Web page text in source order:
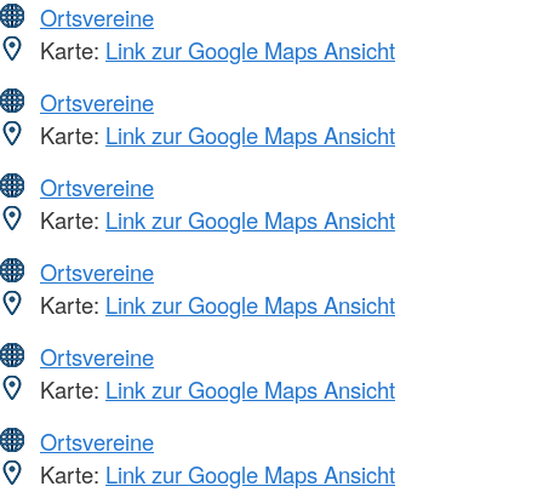
Ortsvereine
Karte: Link zur Google Maps Ansicht
Ortsvereine
Karte: Link zur Google Maps Ansicht
Ortsvereine
Karte: Link zur Google Maps Ansicht
Ortsvereine
Karte: Link zur Google Maps Ansicht
Ortsvereine
Karte: Link zur Google Maps Ansicht
Ortsvereine
Karte: Link zur Google Maps Ansicht